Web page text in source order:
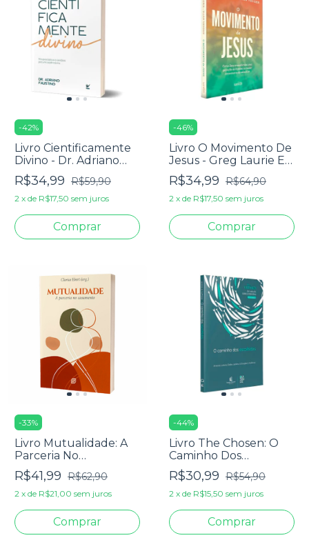
-42%
Livro Cientificamente
Divino - Dr. Adriano
Faustino
R$34,99 R$59,90
2 x de R$17,50 sem juros
-46%
Livro O Movimento De
Jesus - Greg Laurie E
Ellen Vaughn
R$34,99 R$64,90
2 x de R$17,50 sem juros
-33%
Livro Mutualidade: A
Parceria No
Casamento - Clarice
Ebert
R$41,99 R$62,90
2 x de R$21,00 sem juros
-44%
Livro The Chosen: O
Caminho Dos
Escolhidos - Amanda
Jenkins, Dallas Jenkins
& Douglas S. Huffman
R$30,99 R$54,90
2 x de R$15,50 sem juros